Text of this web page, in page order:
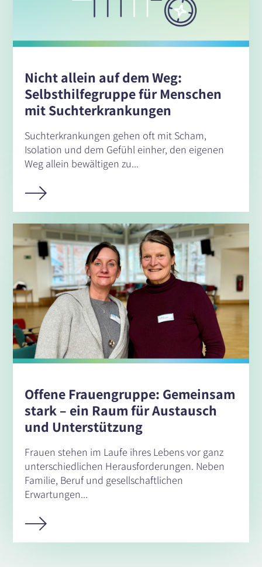
Nicht allein auf dem Weg:
Selbsthilfegruppe für Menschen
mit Suchterkrankungen
Suchterkrankungen gehen oft mit Scham,
Isolation und dem Gefühl einher, den eigenen
Weg allein bewältigen zu...
Offene Frauengruppe: Gemeinsam
stark – ein Raum für Austausch
und Unterstützung
Frauen stehen im Laufe ihres Lebens vor ganz
unterschiedlichen Herausforderungen. Neben
Familie, Beruf und gesellschaftlichen
Erwartungen...